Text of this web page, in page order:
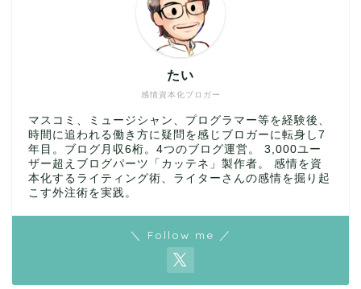
感情資本化ブロガー
たい
マスコミ、ミュージシャン、プログラマー等を経験後、
時間に追われる働き方に疑問を感じブロガーに転身し7
年目。ブログ月収6桁。4つのブログ運営。 3,000ユー
ザー超えブログパーツ「カッテネ」製作者。 感情を資
本化するライティング術、ライターさんの感情を掘り起
こす外注術を実践。
＼ Follow me ／